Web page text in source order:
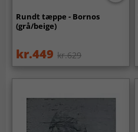
Rundt tæppe - Bornos
(grå/beige)
kr.449 kr.629